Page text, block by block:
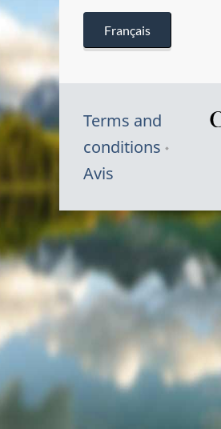
Français
Terms and
conditions
Avis